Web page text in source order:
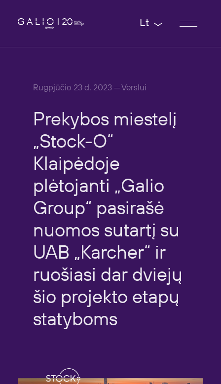
Lt
Rugpjūčio 23 d. 2023 — Verslui
Prekybos miestelį
„Stock-O“
Klaipėdoje
plėtojanti „Galio
Group“ pasirašė
nuomos sutartį su
UAB „Karcher“ ir
ruošiasi dar dviejų
šio projekto etapų
statyboms